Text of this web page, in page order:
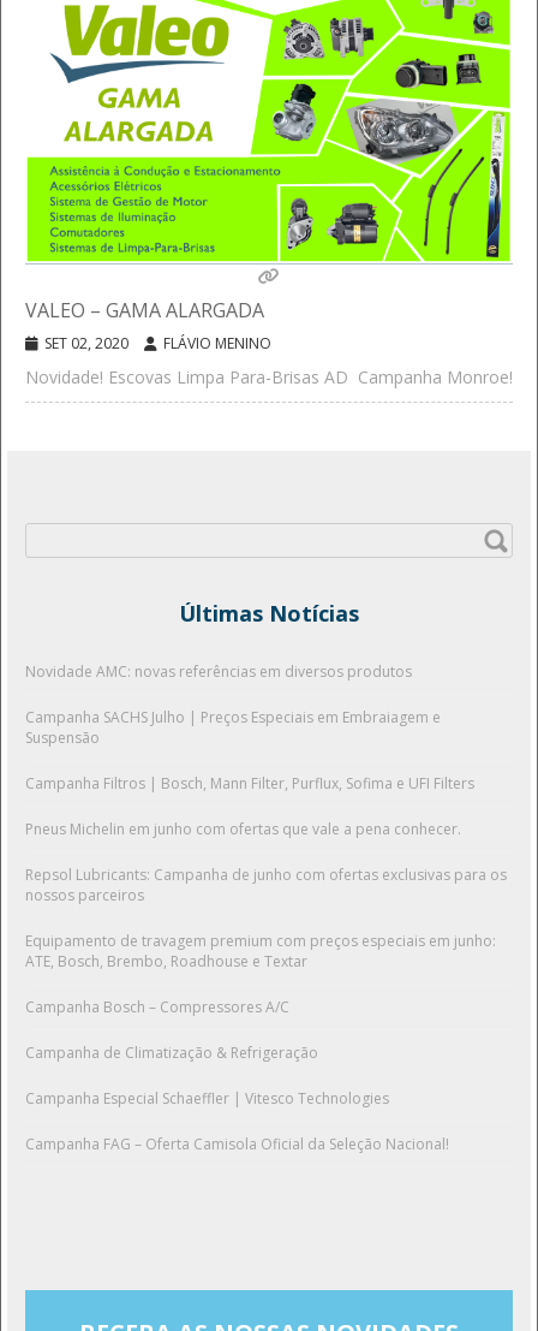
VALEO – GAMA ALARGADA
SET 02, 2020 FLÁVIO MENINO
Novidade! Escovas Limpa Para-Brisas AD Campanha Monroe!
por:
Últimas Notícias
Novidade AMC: novas referências em diversos produtos
Campanha SACHS Julho | Preços Especiais em Embraiagem e
Suspensão
Campanha Filtros | Bosch, Mann Filter, Purflux, Sofima e UFI Filters
Pneus Michelin em junho com ofertas que vale a pena conhecer.
Repsol Lubricants: Campanha de junho com ofertas exclusivas para os
nossos parceiros
Equipamento de travagem premium com preços especiais em junho:
ATE, Bosch, Brembo, Roadhouse e Textar
Campanha Bosch – Compressores A/C
Campanha de Climatização & Refrigeração
Campanha Especial Schaeffler | Vitesco Technologies
Campanha FAG – Oferta Camisola Oficial da Seleção Nacional!